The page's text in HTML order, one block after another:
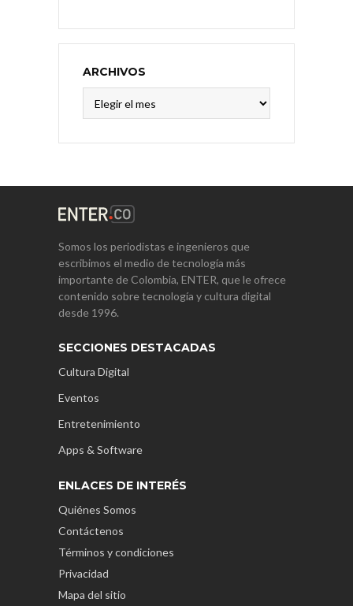
ARCHIVOS
Somos los periodistas e ingenieros que
escribimos el medio de tecnología más
importante de Colombia, ENTER, que le ofrece
contenido sobre tecnología y cultura digital
desde 1996.
SECCIONES DESTACADAS
Cultura Digital
Eventos
Entretenimiento
Apps & Software
ENLACES DE INTERÉS
Quiénes Somos
Contáctenos
Términos y condiciones
Privacidad
Mapa del sitio